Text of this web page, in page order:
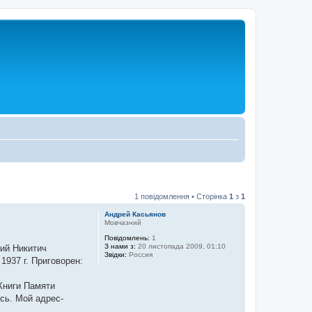
1 повідомлення • Сторінка 1 з 1
Андрей Касьянов
Мовчазний
Повідомлень: 1
З нами з: 20 листопада 2009, 01:10
Звідки: Россия
Никитич
г. Приговорен:
Памяти
Мой адрес-